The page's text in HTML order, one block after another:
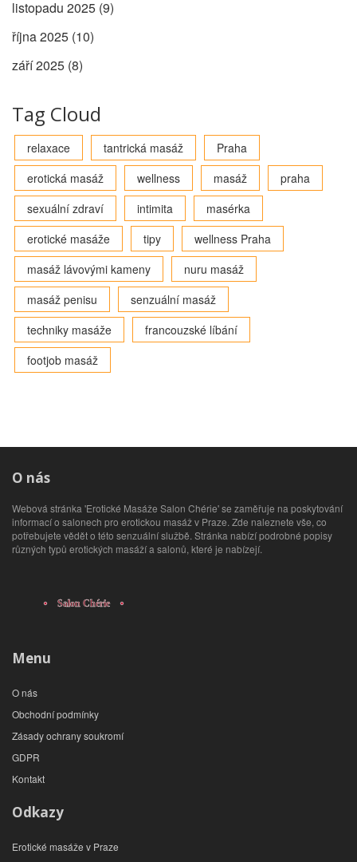
listopadu 2025 (9)
října 2025 (10)
září 2025 (8)
Tag Cloud
relaxace tantrická masáž
Praha
erotická masáž
wellness masáž
praha
sexuální zdraví
intimita
masérka
erotické masáže
tipy
wellness Praha
masáž lávovými kameny
nuru masáž
masáž penisu
senzuální masáž
techniky masáže
francouzské líbání
footjob masáž
O nás
Webová stránka 'Erotické Masáže Salon Chérie' se zaměřuje na poskytování
informací o salonech pro erotickou masáž v Praze. Zde naleznete vše, co
potřebujete vědět o této senzuální službě. Stránka nabízí podrobné popisy
různých typů erotických masáží a salonů, které je nabízejí.
Menu
O nás
Obchodní podmínky
Zásady ochrany soukromí
GDPR
Kontakt
Odkazy
Erotické masáže v Praze